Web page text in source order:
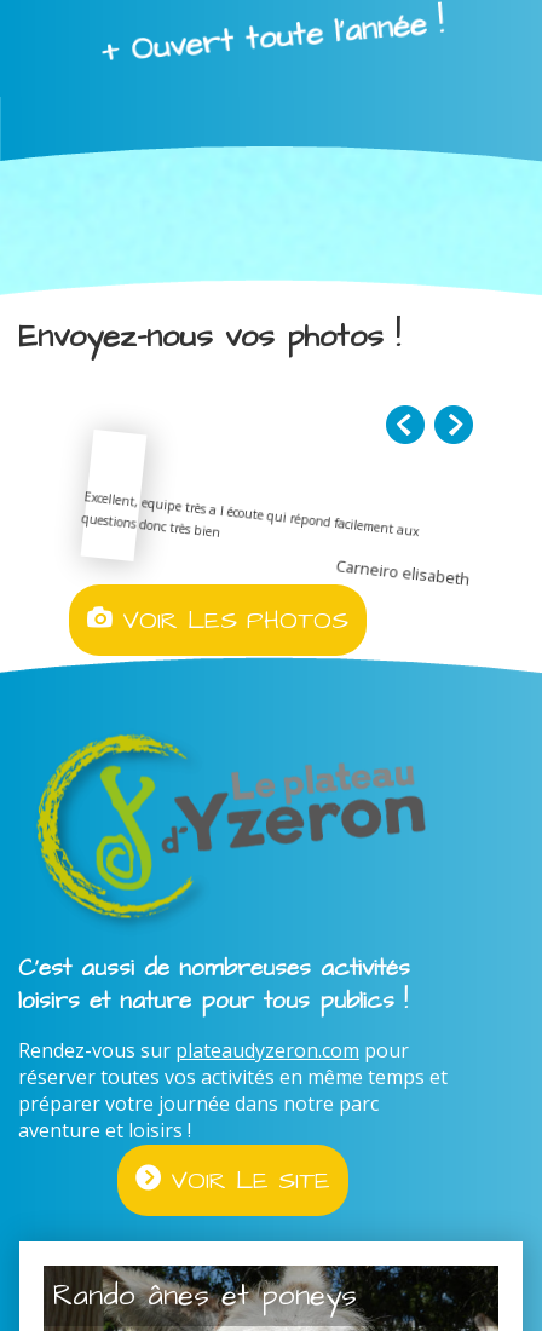
+ Ouvert toute l'année !
Envoyez-nous vos photos !
Excellent, equipe très a l écoute qui répond facilement aux
questions donc très bien
Carneiro elisabeth
VOIR LES PHOTOS
C'est aussi de nombreuses activités
loisirs et nature pour tous publics !
Rendez-vous sur plateaudyzeron.com pour
réserver toutes vos activités en même temps et
préparer votre journée dans notre parc
aventure et loisirs !
VOIR LE SITE
Rando ânes et poneys